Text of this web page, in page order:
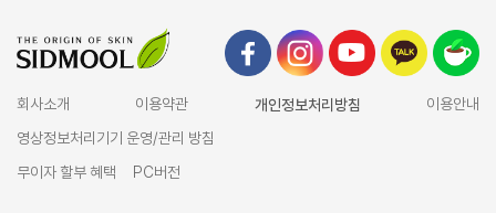
회사소개 이용약관 개인정보처리방침
이용안내
영상정보처리기기 운영/관리 방침
무이자 할부 혜택
PC버전